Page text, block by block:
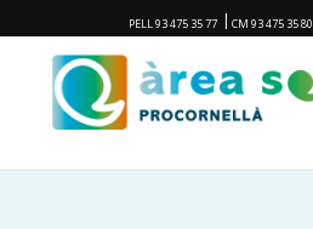
PELL 93 475 35 77 | CM 93 475 35 80